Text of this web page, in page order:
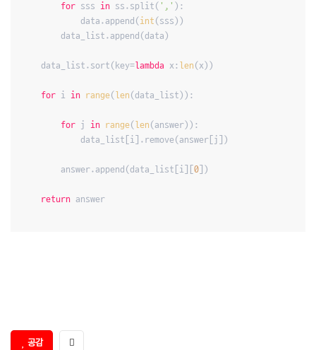
for sss in ss.split( ',' ):
            data.append(
int (sss))
        data_list.append(data)
    data_list.sort(key=
lambda x: len (x))
for i in range( len (data_list)):
for j in range( len (answer)):
            data_list[i].remove(answer[j])
        answer.append(data_list[i][
0 ])
return answer
공감